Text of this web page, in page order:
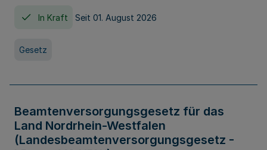
In Kraft Seit 01. August 2026
Gesetz
Beamtenversorgungsgesetz für das
Land Nordrhein-Westfalen
(Landesbeamtenversorgungsgesetz -